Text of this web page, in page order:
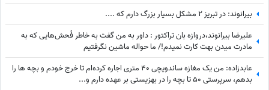
بیرانوند: در تبریز 2 مشکل بسیار بزرگ دارم که ....
علیرضا بیرانوند،دروازه بان تراکتور : داور به من گفت به خاطر فُحش‌هایی که به
مادرت میدن بهت کارت نمیدم!/ ما حواله ماشین نگرفتیم
عابدزاده: من یک مغازه ساندویچی 40 متری اجاره کرده‌ام تا خرج خودم و بچه ها را
بدهم، سرپرستی 50 تا بچه را در بهزیستی بر عهده دارم و...